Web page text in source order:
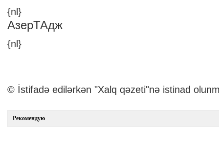
{nl}
АзерТАдж
{nl}
© İstifadə edilərkən "Xalq qəzeti"nə istinad
Рекомендую